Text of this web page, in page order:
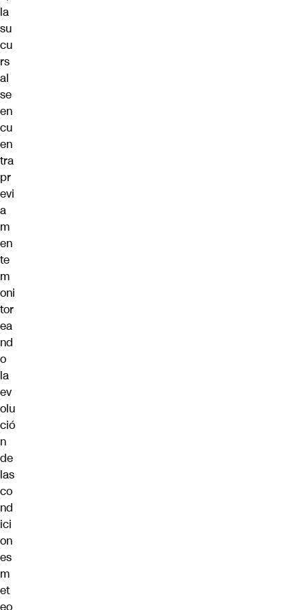
la
su
cu
rs
al
se
en
cu
en
tra
pr
evi
a
m
en
te
m
oni
tor
ea
nd
o
la
ev
olu
ció
n
de
las
co
nd
ici
on
es
m
et
eo